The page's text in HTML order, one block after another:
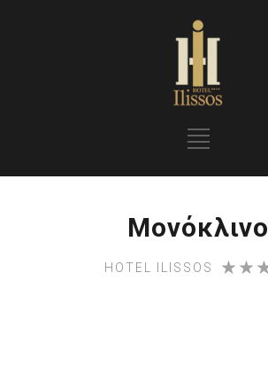
Μονόκλινο
HOTEL ILISSOS